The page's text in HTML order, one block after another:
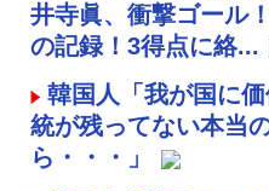
井寺眞、衝撃ゴール
の記録！3得点に絡...
韓国人「我が国に
統が残ってない本当
ら・・・」